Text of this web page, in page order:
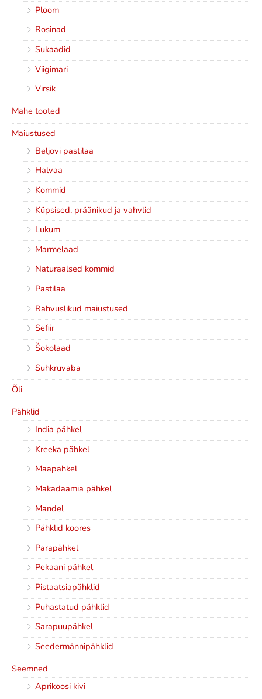
Ploom
Rosinad
Sukaadid
Viigimari
Virsik
Mahe tooted
Maiustused
Beljovi pastilaa
Halvaa
Kommid
Küpsised, präänikud ja vahvlid
Lukum
Marmelaad
Naturaalsed kommid
Pastilaa
Rahvuslikud maiustused
Sefiir
Šokolaad
Suhkruvaba
Õli
Pähklid
India pähkel
Kreeka pähkel
Maapähkel
Makadaamia pähkel
Mandel
Pähklid koores
Parapähkel
Pekaani pähkel
Pistaatsiapähklid
Puhastatud pähklid
Sarapuupähkel
Seedermännipähklid
Seemned
Aprikoosi kivi